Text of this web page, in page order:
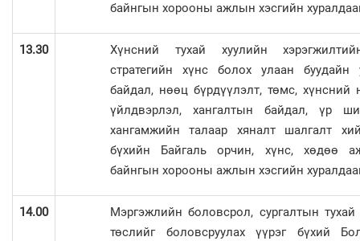
байнгын хорооны ажлын хэсгийн
13.30
Хүнсний тухай хуулийн
стратегийн хүнс болох улаан буудайн
байдал, нөөц бүрдүүлэлт, төмс, хүнсний
үйлдвэрлэл, хангалтын байдал, үр
хангамжийн талаар хяналт шалгалт
бүхийн Байгаль орчин, хүнс, хөдөө
байнгын хорооны ажлын хэсгийн
14.00
Мэргэжлийн боловсрол, сургалтын тухай
төслийг боловсруулах үүрэг бүхий